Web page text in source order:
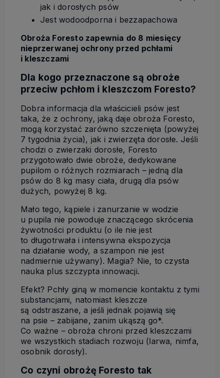
jak i dorosłych psów
Jest wodoodporna i bezzapachowa
Obroża Foresto zapewnia do 8 miesięcy
nieprzerwanej ochrony przed pchłami
i kleszczami
Dla kogo przeznaczone są obroże
przeciw pchłom i kleszczom Foresto?
Dobra informacja dla właścicieli psów jest
taka, że z ochrony, jaką daje obroża Foresto,
mogą korzystać zarówno szczenięta (powyżej
7 tygodnia życia), jak i zwierzęta dorosłe. Jeśli
chodzi o zwierzaki dorosłe, Foresto
przygotowało dwie obroże, dedykowane
pupilom o różnych rozmiarach – jedną dla
psów do 8 kg masy ciała, drugą dla psów
dużych, powyżej 8 kg.
Mało tego, kąpiele i zanurzanie w wodzie
u pupila nie powoduje znaczącego skrócenia
żywotności produktu (o ile nie jest
to długotrwała i intensywna ekspozycja
na działanie wody, a szampon nie jest
nadmiernie używany). Magia? Nie, to czysta
nauka plus szczypta innowacji.
Efekt? Pchły giną w momencie kontaktu z tymi
substancjami, natomiast kleszcze
są odstraszane, a jeśli jednak pojawią się
na psie – zabijane, zanim ukąszą go*.
Co ważne – obroża chroni przed kleszczami
we wszystkich stadiach rozwoju (larwa, nimfa,
osobnik dorosły).
Co czyni obrożę Foresto tak